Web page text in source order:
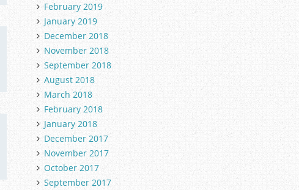
February 2019
January 2019
December 2018
November 2018
September 2018
August 2018
March 2018
February 2018
January 2018
December 2017
November 2017
October 2017
September 2017